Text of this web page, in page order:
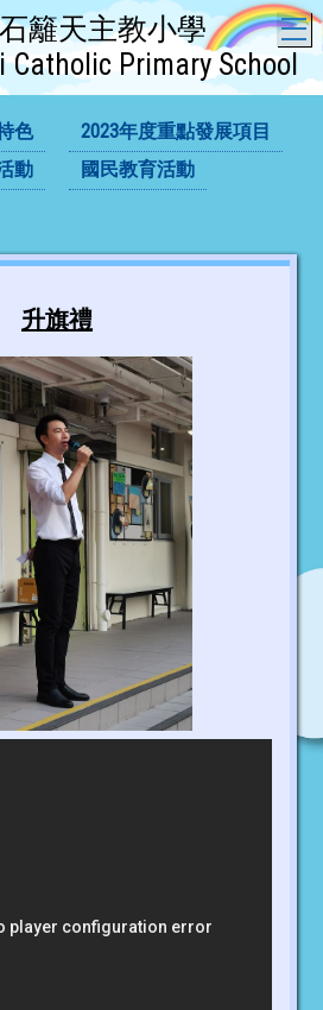
籬天主教小學
Catholic Primary School
色
2023年度重點發展項目
動 國民教育活動
升旗禮